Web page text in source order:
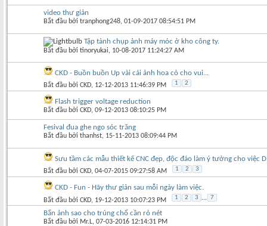
video thư giản
Bắt đầu bởi tranphong248‎, 01-09-2017 08:54:51 PM
Tập tành chụp ảnh máy móc ở kho công ty.
Bắt đầu bởi tinoryukai‎, 10-08-2017 11:24:27 AM
CKD - Buồn buồn Up vài cái ảnh hoa cỏ cho vui...
Bắt đầu bởi CKD‎, 12-12-2013 11:46:39 PM 1 2
Flash trigger voltage reduction
Bắt đầu bởi CKD‎, 09-12-2013 08:10:25 PM
Fesival đua ghe ngo sóc trăng
Bắt đầu bởi thanhst‎, 15-11-2013 08:09:44 PM
Sưu tầm các mẫu thiết kế CNC đẹp, độc đáo làm ý tưởng cho việc
Bắt đầu bởi CKD‎, 04-07-2015 09:27:58 AM 1 2 3
CKD - Fun - Hãy thư giản sau mỗi ngày làm việc.
Bắt đầu bởi CKD‎, 19-12-2013 10:07:23 PM 1 2 3 ... 7
Bắn ảnh sao cho trúng chổ cần rỏ nét
Bắt đầu bởi Mr.L‎, 07-03-2016 12:14:31 PM